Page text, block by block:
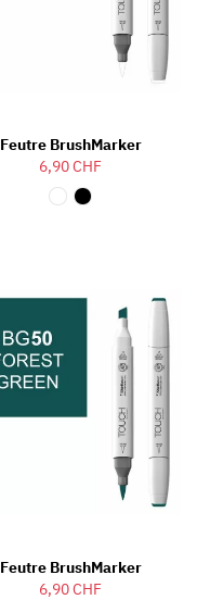
Feutre BrushMarker
6,90 CHF
Feutre BrushMarker
6,90 CHF